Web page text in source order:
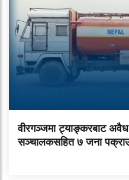
वीरगञ्जमा ट्याङ्करबाट
सञ्चालकसहित ७ जना